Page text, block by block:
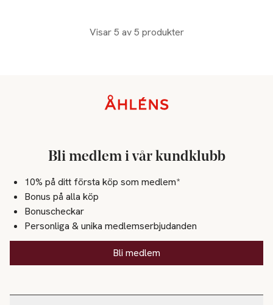
Visar 5 av 5 produkter
Bli medlem i vår kundklubb
10% på ditt första köp som medlem*
Bonus på alla köp
Bonuscheckar
Personliga & unika medlemserbjudanden
Bli medlem